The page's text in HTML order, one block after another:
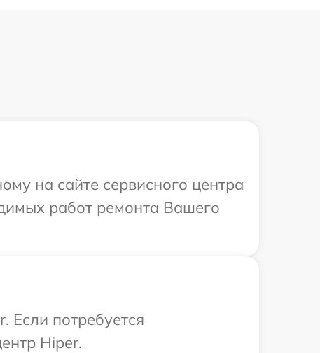
на сайте сервисного центра
работ ремонта Вашего
Если потребуется
Hiper.